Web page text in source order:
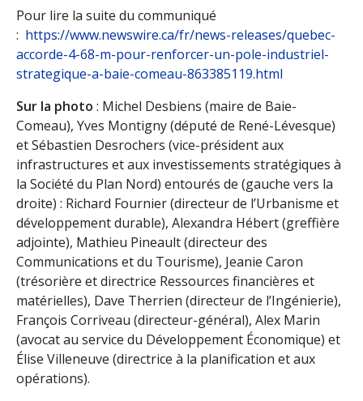
Pour lire la suite du communiqué
: https://www.newswire.ca/fr/news-releases/quebec-
accorde-4-68-m-pour-renforcer-un-pole-industriel-
strategique-a-baie-comeau-863385119.html
Sur la photo : Michel Desbiens (maire de Baie-
Comeau), Yves Montigny (député de René-Lévesque)
et Sébastien Desrochers (vice-président aux
infrastructures et aux investissements stratégiques à
la Société du Plan Nord) entourés de (gauche vers la
droite) : Richard Fournier (directeur de l’Urbanisme et
développement durable), Alexandra Hébert (greffière
adjointe), Mathieu Pineault (directeur des
Communications et du Tourisme), Jeanie Caron
(trésorière et directrice Ressources financières et
matérielles), Dave Therrien (directeur de l’Ingénierie),
François Corriveau (directeur-général), Alex Marin
(avocat au service du Développement Économique) et
Élise Villeneuve (directrice à la planification et aux
opérations).